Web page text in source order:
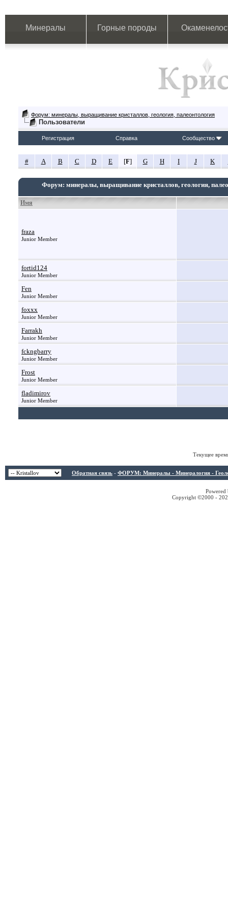
Минералы Горные породы
Форум: минералы, выращивание кристаллов, геология, палеонтология
Пользователи
Регистрация Справка Сообщество
# A B C D E [F] G H I J K
Форум: минералы, выращивание кристаллов, геология,
Имя
fraza
Junior Member
fortid124
Junior Member
Fen
Junior Member
foxxx
Junior Member
Farrakh
Junior Member
fckngbarry
Junior Member
Frost
Junior Member
fladimirov
Junior Member
Текущее
Обратная связь - ФОРУМ: Минералы - Минералогия -
Copyright ©2000 -